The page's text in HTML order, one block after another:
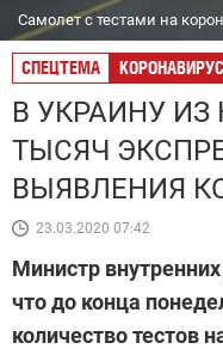
Самолет с тестами на
СПЕЦТЕМА
В УКРАИНУ
ТЫСЯЧ
ВЫЯВЛЕНИЯ
23.03.2020 07:42
Министр
что до конца
количество тестов